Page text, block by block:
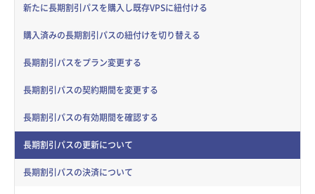
新たに長期割引パスを購入し既存VPSに紐付ける
購入済みの長期割引パスの紐付けを切り替える
長期割引パスをプラン変更する
長期割引パスの契約期間を変更する
長期割引パスの有効期間を確認する
長期割引パスの更新について
長期割引パスの決済について